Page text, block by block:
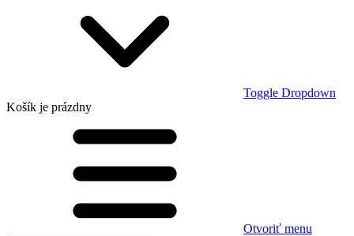
Toggle Dropdown
Košík je prázdny
Otvoriť menu